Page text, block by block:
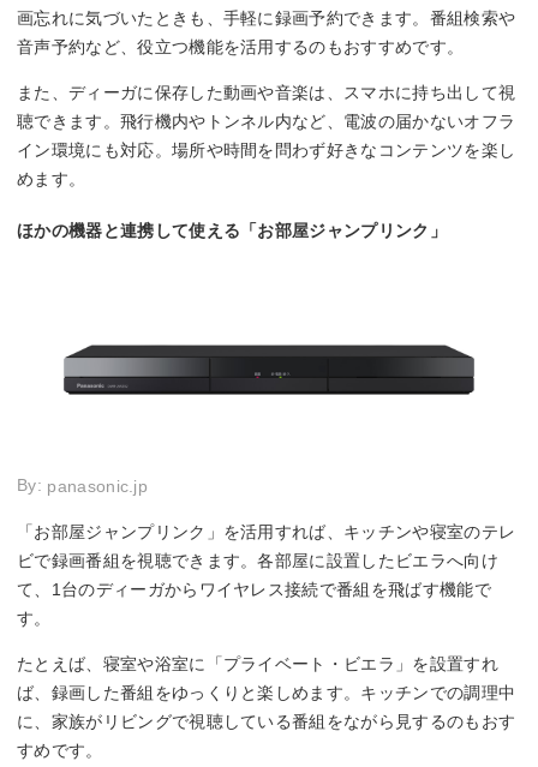
画忘れに気づいたときも、手軽に録画予約できます。番組検索や
音声予約など、役立つ機能を活用するのもおすすめです。
また、ディーガに保存した動画や音楽は、スマホに持ち出して視
聴できます。飛行機内やトンネル内など、電波の届かないオフラ
イン環境にも対応。場所や時間を問わず好きなコンテンツを楽し
めます。
ほかの機器と連携して使える「お部屋ジャンプリンク」
By: panasonic.jp
「お部屋ジャンプリンク」を活用すれば、キッチンや寝室のテレ
ビで録画番組を視聴できます。各部屋に設置したビエラへ向け
て、1台のディーガからワイヤレス接続で番組を飛ばす機能で
す。
たとえば、寝室や浴室に「プライベート・ビエラ」を設置すれ
ば、録画した番組をゆっくりと楽しめます。キッチンでの調理中
に、家族がリビングで視聴している番組をながら見するのもおす
すめです。